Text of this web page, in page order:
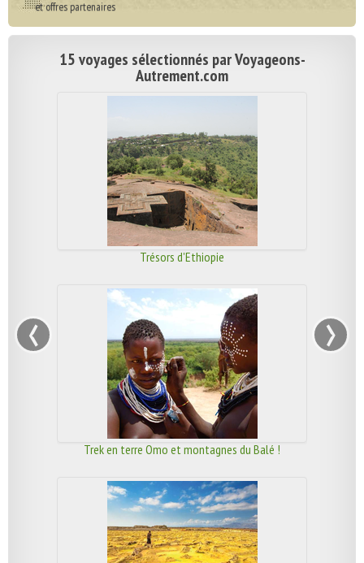
et offres partenaires
15 voyages sélectionnés par Voyageons-
Autrement.com
Trésors d'Ethiopie
Trek en terre Omo et montagnes du Balé !
‹ ›